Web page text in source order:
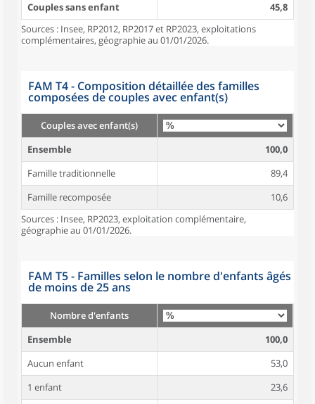
Couples sans enfant
45,8
Sources : Insee, RP2012, RP2017 et RP2023, exploitations
complémentaires, géographie au 01/01/2026.
FAM T4 - Composition détaillée des familles
composées de couples avec enfant(s)
Couples avec enfant(s)
Ensemble
100,0
Famille traditionnelle
89,4
Famille recomposée
10,6
Sources : Insee, RP2023, exploitation complémentaire,
géographie au 01/01/2026.
FAM T5 - Familles selon le nombre d'enfants âgés
de moins de 25 ans
Nombre d'enfants
Ensemble
100,0
Aucun enfant
53,0
1 enfant
23,6